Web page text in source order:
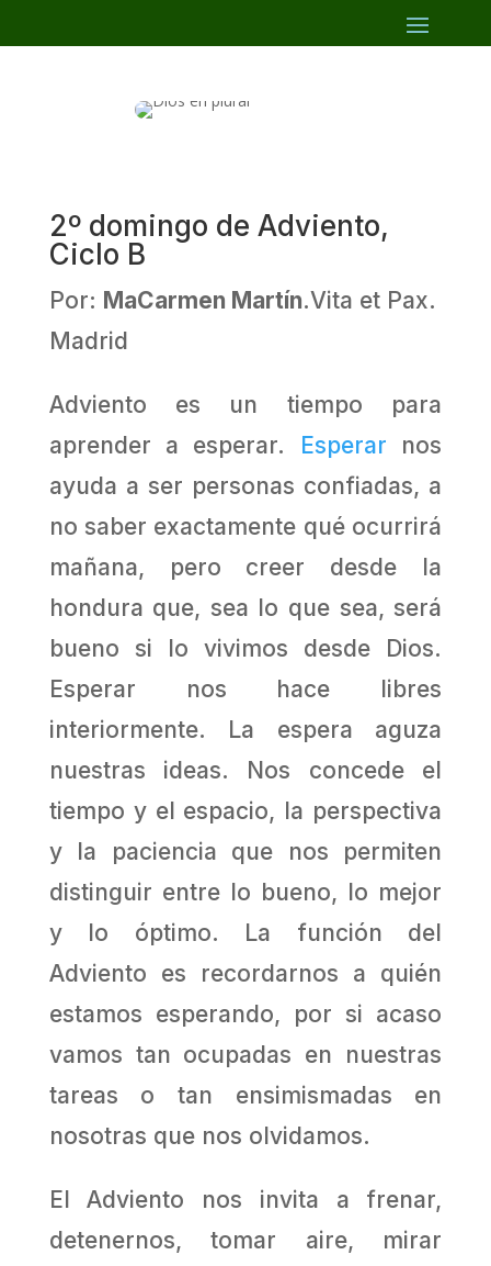
2º domingo de Adviento,
Ciclo B
Por: MaCarmen Martín.Vita et Pax.
Madrid
Adviento es un tiempo para
aprender a esperar. Esperar nos
ayuda a ser personas confiadas, a
no saber exactamente qué ocurrirá
mañana, pero creer desde la
hondura que, sea lo que sea, será
bueno si lo vivimos desde Dios.
Esperar nos hace libres
interiormente. La espera aguza
nuestras ideas. Nos concede el
tiempo y el espacio, la perspectiva
y la paciencia que nos permiten
distinguir entre lo bueno, lo mejor
y lo óptimo. La función del
Adviento es recordarnos a quién
estamos esperando, por si acaso
vamos tan ocupadas en nuestras
tareas o tan ensimismadas en
nosotras que nos olvidamos.
El Adviento nos invita a frenar,
detenernos, tomar aire, mirar